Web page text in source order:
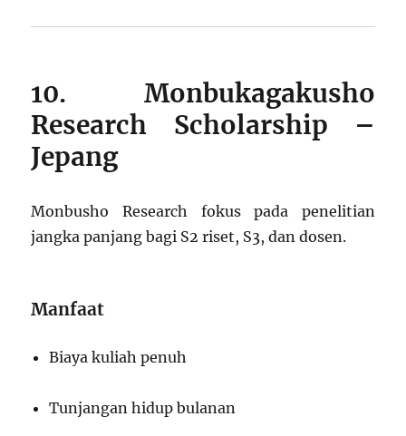
10. Monbukagakusho
Research Scholarship –
Jepang
Monbusho Research fokus pada penelitian
jangka panjang bagi S2 riset, S3, dan dosen.
Manfaat
Biaya kuliah penuh
Tunjangan hidup bulanan